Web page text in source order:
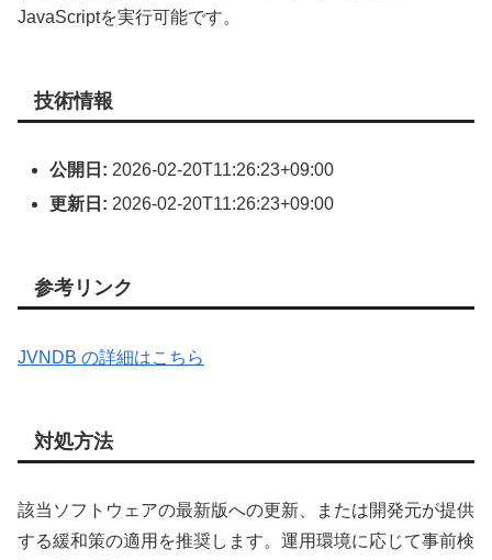
JavaScriptを実行可能です。
技術情報
公開日: 2026-02-20T11:26:23+09:00
更新日: 2026-02-20T11:26:23+09:00
参考リンク
JVNDB の詳細はこちら
対処方法
該当ソフトウェアの最新版への更新、または開発元が提供
する緩和策の適用を推奨します。運用環境に応じて事前検